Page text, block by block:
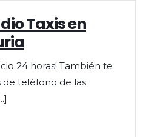
Taxis en
24 horas! También te
de teléfono de las